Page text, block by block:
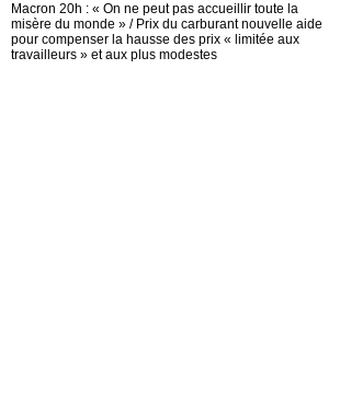
Macron 20h : « On ne peut pas accueillir toute la
misère du monde » / Prix du carburant nouvelle aide
pour compenser la hausse des prix « limitée aux
travailleurs » et aux plus modestes